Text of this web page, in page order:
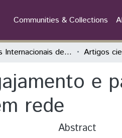
Communities & Collections
Jornadas Internacionais de Problemas Latino-Americanos Artigos
e
rede
Abstract